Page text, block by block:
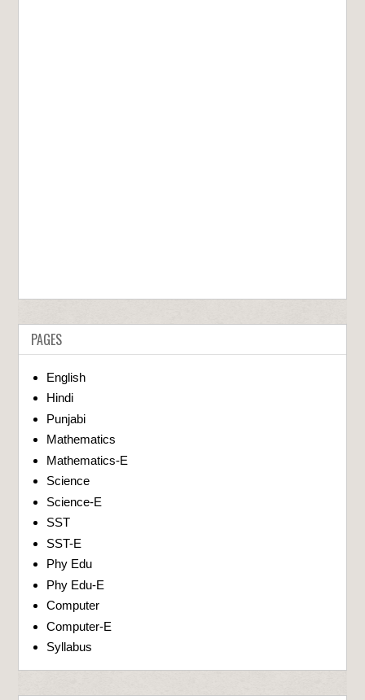
PAGES
English
Hindi
Punjabi
Mathematics
Mathematics-E
Science
Science-E
SST
SST-E
Phy Edu
Phy Edu-E
Computer
Computer-E
Syllabus